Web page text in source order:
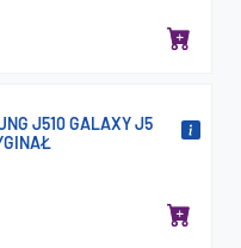
J510 GALAXY J5